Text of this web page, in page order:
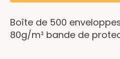
Boîte de 500
80g/m² bande de